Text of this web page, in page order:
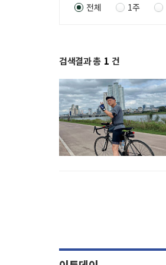
전체 1주
검색결과 총 1 건